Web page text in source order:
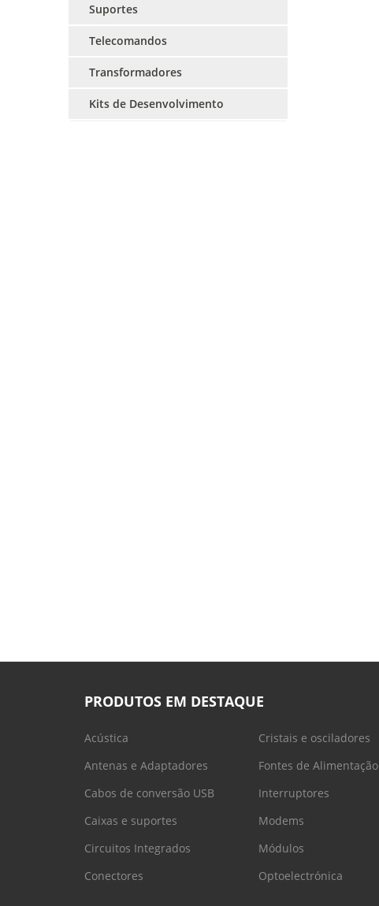
Suportes
Telecomandos
Transformadores
Kits de Desenvolvimento
PRODUTOS EM DESTAQUE
Acústica
Antenas e Adaptadores
Cabos de conversão USB
Caixas e suportes
Circuitos Integrados
Conectores
Cristais e osciladores
Fontes de Alimentação
Interruptores
Modems
Módulos
Optoelectrónica